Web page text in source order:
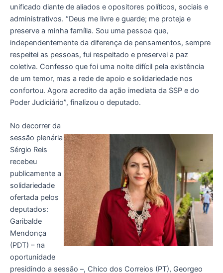
unificado diante de aliados e opositores políticos, sociais e
administrativos. “Deus me livre e guarde; me proteja e
preserve a minha família. Sou uma pessoa que,
independentemente da diferença de pensamentos, sempre
respeitei as pessoas, fui respeitado e preservei a paz
coletiva. Confesso que foi uma noite difícil pela existência
de um temor, mas a rede de apoio e solidariedade nos
confortou. Agora acredito da ação imediata da SSP e do
Poder Judiciário”, finalizou o deputado.
No decorrer da
sessão plenária
Sérgio Reis
recebeu
publicamente a
solidariedade
ofertada pelos
deputados:
Garibalde
Mendonça
(PDT) – na
oportunidade
presidindo a sessão –, Chico dos Correios (PT), Georgeo